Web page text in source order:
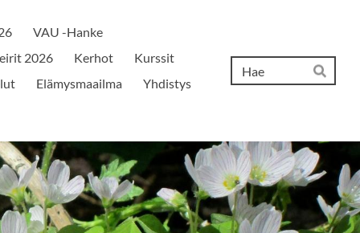
VAU -Hanke
2026 Kerhot
Kurssit
Elämysmaailma
Yhdistys
Hae